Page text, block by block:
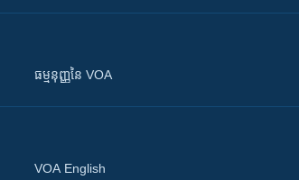
ធម្មនុញ្ញ​នៃ VOA
VOA English